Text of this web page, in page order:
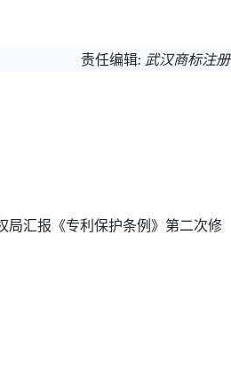
责任编辑: 武汉商标注册
局汇报《专利保护条例》第二次修